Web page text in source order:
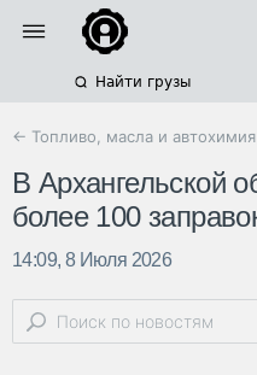
Найти грузы
← Топливо, масла и автохимия
В Архангельской
более 100
14:09, 8 Июля 2026